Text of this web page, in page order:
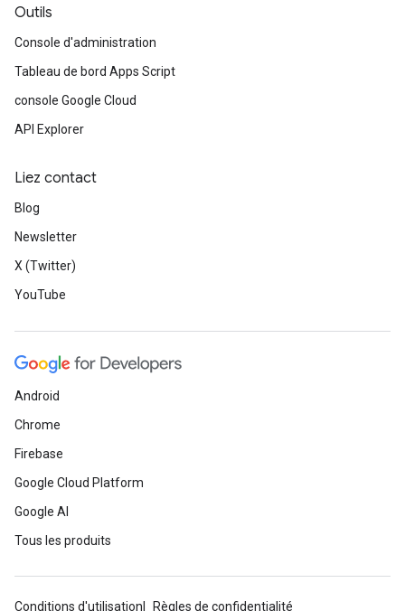
Outils
Console d'administration
Tableau de bord Apps Script
console Google Cloud
API Explorer
Liez contact
Blog
Newsletter
X (Twitter)
YouTube
Android
Chrome
Firebase
Google Cloud Platform
Google AI
Tous les produits
Conditions d'utilisation Règles de confidentialité